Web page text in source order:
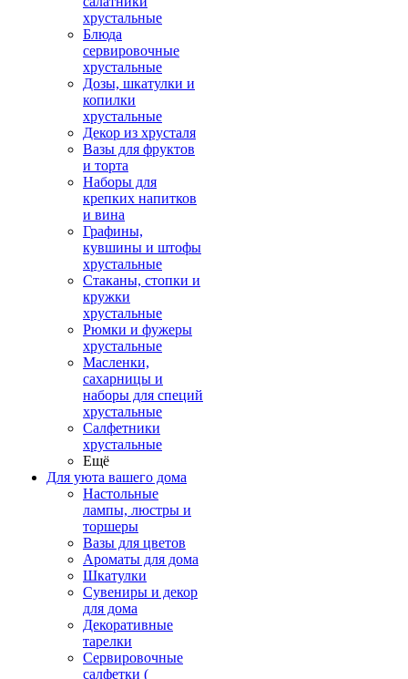
хрустальные
Блюда
сервировочные
хрустальные
Дозы, шкатулки и
копилки
хрустальные
Декор из хрусталя
Вазы для фруктов
и торта
Наборы для
крепких напитков
и вина
Графины,
кувшины и штофы
хрустальные
Стаканы, стопки и
кружки
хрустальные
Рюмки и фужеры
хрустальные
Масленки,
сахарницы и
наборы для специй
хрустальные
Салфетники
хрустальные
Ещё
Для уюта вашего дома
Настольные
лампы, люстры и
торшеры
Вазы для цветов
Ароматы для дома
Шкатулки
Сувениры и декор
для дома
Декоративные
тарелки
Сервировочные
салфетки (